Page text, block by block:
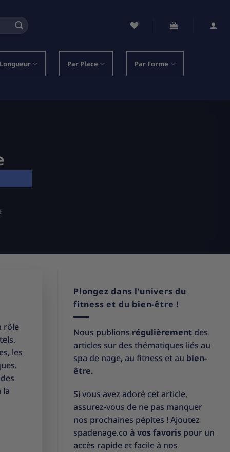
Par Place Par Forme
rôle
les
la
Plongez dans l’univers du
fitness et du bien-être !
Nous publions régulièrement des
articles sur des thématiques liés au
spa de nage, au fitness et au bien-
être.
Si vous avez adoré cet article,
assurez-vous de ne pas manquer
nos prochaines pépites ! Ajoutez
spadenage.co à vos favoris pour un
accès rapide et facile à nos